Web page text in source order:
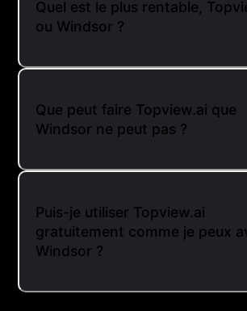
Quel est le plus rentable,
ou Windsor ?
Que peut faire Topview.ai que
Windsor ne peut pas ?
Puis-je utiliser Topview.ai
gratuitement comme je peux
Windsor ?